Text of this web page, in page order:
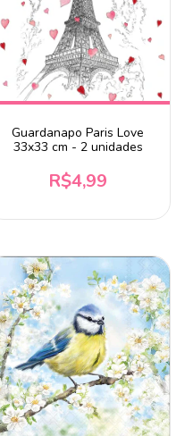
Guardanapo Paris Love
33x33 cm - 2 unidades
R$4,99